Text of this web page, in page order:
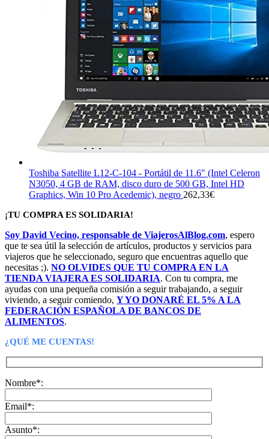
Toshiba Satellite L12-C-104 - Portátil de 11.6" (Intel Celeron
N3050, 4 GB de RAM, disco duro de 500 GB, Intel HD
Graphics, Win 10 Pro Acedemic), negro 262,33€
¡TU COMPRA ES SOLIDARIA!
Soy David Vecino, responsable de ViajerosAlBlog.com, espero
que te sea útil la selección de artículos, productos y servicios para
viajeros que he seleccionado, seguro que encuentras aquello que
necesitas ;). NO OLVIDES QUE TU COMPRA EN LA
TIENDA VIAJERA ES SOLIDARIA. Con tu compra, me
ayudas con una pequeña comisión a seguir trabajando, a seguir
viviendo, a seguir comiendo, Y YO DONARÉ EL 5% A LA
FEDERACIÓN ESPAÑOLA DE BANCOS DE
ALIMENTOS.
¿QUÉ ME CUENTAS!
Nombre*:
Email*:
Asunto*: